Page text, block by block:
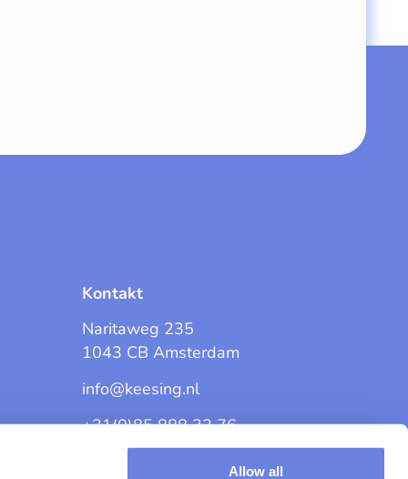
Allow all
Kontakt
Naritaweg 235
1043 CB Amsterdam
info@keesing.nl
+31(0)85 888 32 76